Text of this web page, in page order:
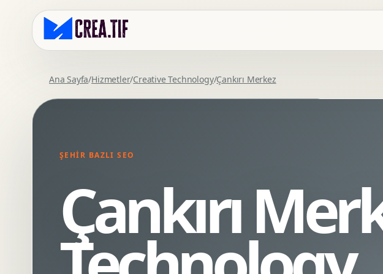
Kurumsal Web Tasarim
SEO Uyumlu Web Tasarim
Webflow Web Tasarim
Framer Web Tasarim
Kurumsal Site Yenileme
Dashboard UI Tasarimi
Conversion UX Optimizasyonu
Ofis Ici Gorsel Kimlik
Kurumsal Katalog
Ana Sayfa/Hizmetler/Creative Technology/Çankırı Merkez
ŞEHIR BAZLI SEO
Çankırı